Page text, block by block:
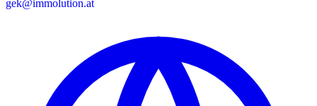
gek@immolution.at